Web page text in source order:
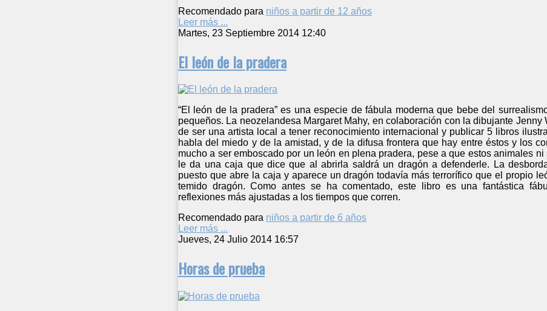
Recomendado para niños a partir de 12 años
Leer más ...
Martes, 23 Septiembre 2014 12:40
El león de la pradera
“El león de la pradera” es una especie de fábula moderna que bebe del
pequeños. La neozelandesa Margaret Mahy, en colaboración con la dibujante
de ser una artista local a tener reconocimiento internacional y publicar 5 libros
habla del miedo y de la amistad, y de la difusa frontera que hay entre éstos y los
mucho a ser emboscado por un león en plena pradera, pese a que estos animales
le da una caja que dice que al abrirla saldrá un dragón a defenderle. La
puesto que abre la caja y aparece un dragón todavía más terrorífico que el propio
temido dragón. Como antes se ha comentado, este libro es una fantástica
reflexiones más ajustadas a los tiempos que corren.
Recomendado para niños a partir de 6 años
Leer más ...
Jueves, 24 Julio 2014 16:57
Horas de prueba